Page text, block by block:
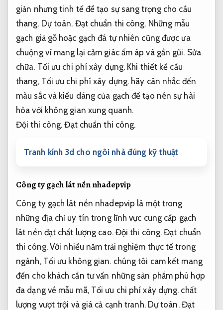
giản nhưng tinh tế để tạo sự sang trọng cho cầu
thang. Dự toán. Đạt chuẩn thi công. Những mẫu
gạch giả gỗ hoặc gạch đá tự nhiên cũng được ưa
chuộng vì mang lại cảm giác ấm áp và gần gũi. Sửa
chữa. Tối ưu chi phí xây dựng. Khi thiết kế cầu
thang, Tối ưu chi phí xây dựng. hãy cân nhắc đến
màu sắc và kiểu dáng của gạch để tạo nên sự hài
hòa với không gian xung quanh.
Đội thi công. Đạt chuẩn thi công.
Tranh kính 3d cho ngôi nhà đúng kỹ thuật
Công ty gạch lát nền nhadepvip
Công ty gạch lát nền nhadepvip là một trong
những địa chỉ uy tín trong lĩnh vực cung cấp gạch
lát nền đạt chất lượng cao. Đội thi công. Đạt chuẩn
thi công.Với nhiều năm trải nghiệm thực tế trong
ngành, Tối ưu không gian. chúng tôi cam kết mang
đến cho khách cần tư vấn những sản phẩm phù hợp
đa dạng về mẫu mã, Tối ưu chi phí xây dựng. chất
lượng vượt trội và giá cả cạnh tranh. Dự toán. Đạt